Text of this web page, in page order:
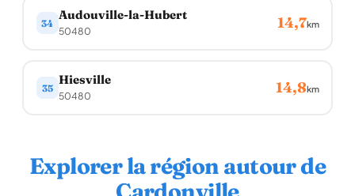
34
Audouville-la-Hubert
50480 14,7km
35
Hiesville
50480 14,8km
Explorer la région autour de